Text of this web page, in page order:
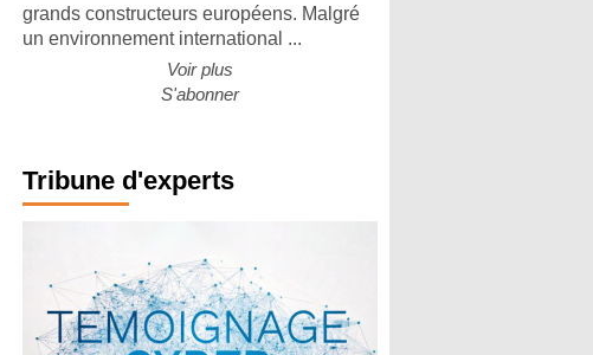
grands constructeurs européens. Malgré
un environnement international ...
Voir plus
S'abonner
Tribune d'experts